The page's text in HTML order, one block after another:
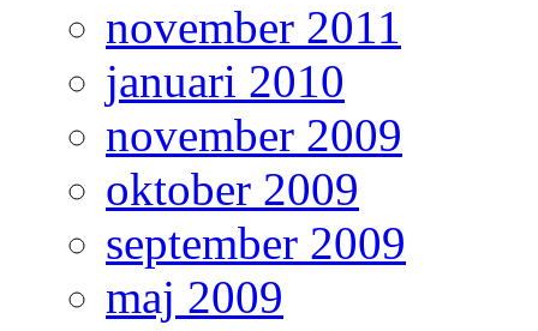
november 2011
januari 2010
november 2009
oktober 2009
september 2009
maj 2009